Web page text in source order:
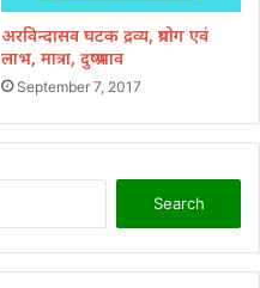
अरविन्दासव घटक द्रव्य, प्रयोग एवं
लाभ, मात्रा, दुष्प्रभाव
September 7, 2017